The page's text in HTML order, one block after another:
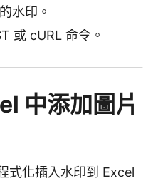
水印。
或 cURL 命令。
中添加圖片
式化插入水印到 Excel